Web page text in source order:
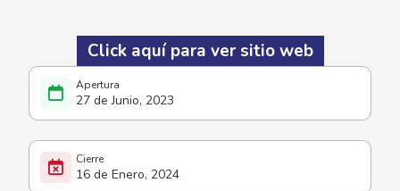
27 de Junio, 2023
16 de Enero, 2024
Click aquí para ver sitio web